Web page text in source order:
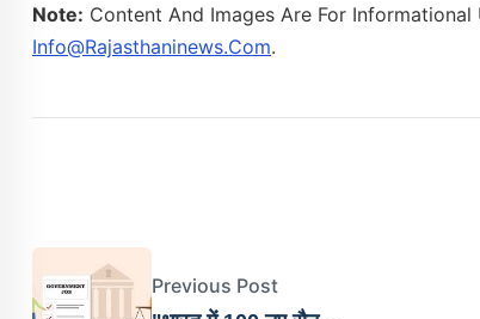
Note: Content And Images Are For
Info@rajasthaninews.com.
Previous Post